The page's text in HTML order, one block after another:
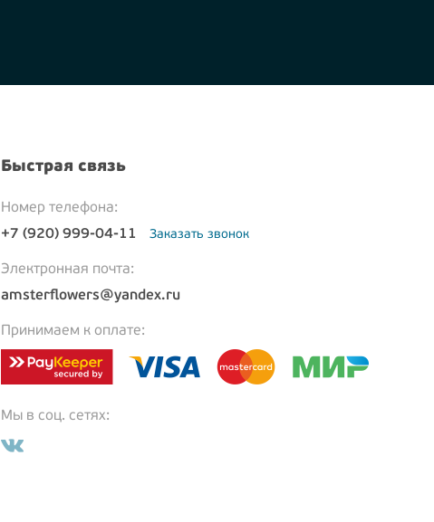
Быстрая связь
Номер телефона:
+7 (920) 999-04-11
Заказать звонок
Электронная почта:
amsterflowers@yandex.ru
Принимаем к оплате:
Мы в соц. сетях: